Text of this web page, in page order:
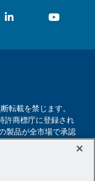
転載を禁じます。
許商標庁に登録され
製品が全市場で承認
このウェブサイト
社の医療機器
を提供しています。
なく、特定の患者